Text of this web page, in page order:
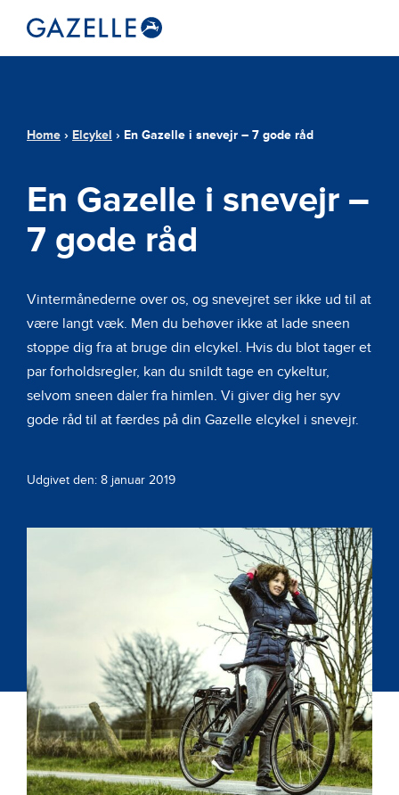
Home › Elcykel › En Gazelle i snevejr – 7 gode råd
En Gazelle i snevejr –
7 gode råd
Vintermånederne over os, og snevejret ser ikke ud til at
være langt væk. Men du behøver ikke at lade sneen
stoppe dig fra at bruge din elcykel. Hvis du blot tager et
par forholdsregler, kan du snildt tage en cykeltur,
selvom sneen daler fra himlen. Vi giver dig her syv
gode råd til at færdes på din Gazelle elcykel i snevejr.
Udgivet den: 8 januar 2019